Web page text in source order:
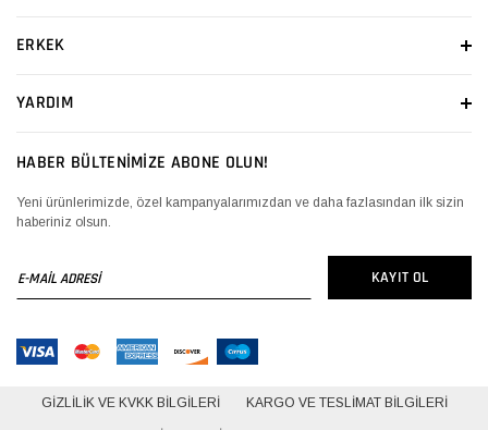
ERKEK
YARDIM
HABER BÜLTENİMİZE ABONE OLUN!
Yeni ürünlerimizde, özel kampanyalarımızdan ve daha fazlasından ilk sizin
haberiniz olsun.
MAİL
KAYIT OL
GIZLILIK VE KVKK BILGILERI KARGO VE TESLIMAT BILGILERI